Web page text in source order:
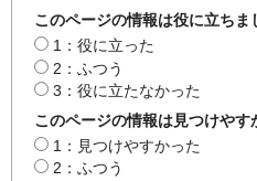
このページの情報は役に立ちま
1：役に立った
2：ふつう
3：役に立たなかった
このページの情報は見つけやす
1：見つけやすかった
2：ふつう